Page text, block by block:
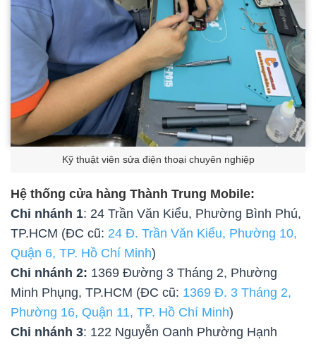
Kỹ thuật viên sửa điện thoại chuyên nghiệp
Hệ thống cửa hàng Thành Trung Mobile:
Chi nhánh 1: 24 Trần Văn Kiểu, Phường Bình Phú,
TP.HCM (ĐC cũ: 24 Đ. Trần Văn Kiểu, Phường 10,
Quận 6, TP. Hồ Chí Minh)
Chi nhánh 2: 1369 Đường 3 Tháng 2, Phường
Minh Phụng, TP.HCM (ĐC cũ: 1369 Đ. 3 Tháng 2,
Phường 16, Quận 11, TP. Hồ Chí Minh)
Chi nhánh 3: 122 Nguyễn Oanh Phường Hạnh